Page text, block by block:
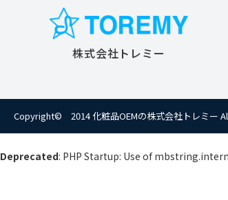
株式会社トレミー
Copyright© 2014 化粧品OEMの株式会社トレミー
Deprecated: PHP Startup: Use of